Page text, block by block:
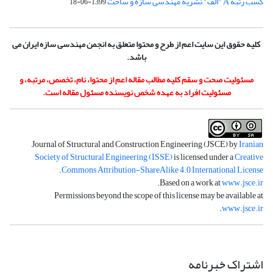
کلیه حقوق این سایت اعم از طرح و محتوا متعلق به انجمن مهندسی سازه ایران می
باشد.
مسئولیت صحت و سقم کلیه مطالب مقاله اعم از محتوا، نام، تخصص، مرتبه، و
مسئولیت افراد به عهده شخص نویسنده مسئول مقاله است.
Journal of Structural and Construction Engineering (JSCE) byIranian
Society of Structural Engineering (ISSE)is licensed under aCreative
Commons Attribution-ShareAlike 4.0 International License
.
Based on a work atwww.jsce.ir
.
Permissions beyond the scope of this license may be available at
www.jsce.ir
.
اشتراک خبرنامه